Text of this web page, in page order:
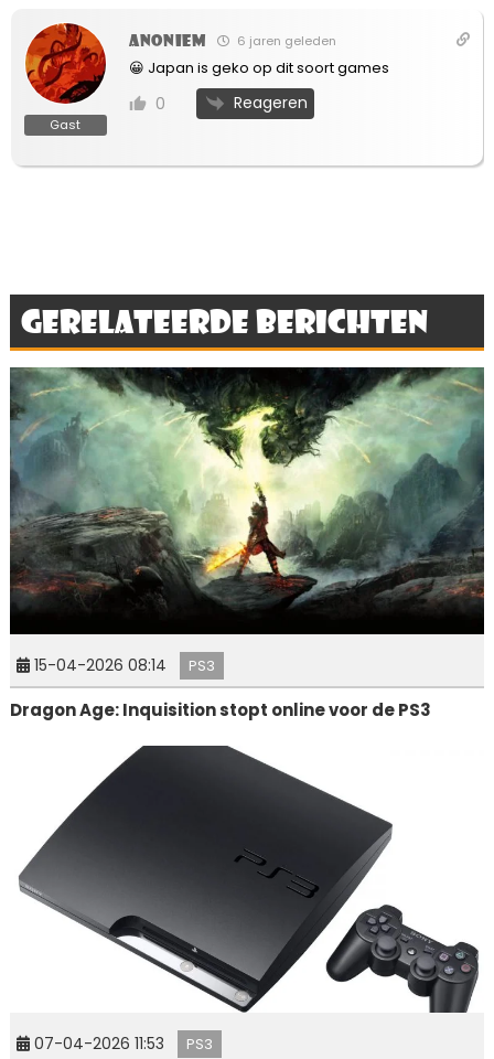
Gast
Anoniem 6 jaren geleden
😀 Japan is geko op dit soort games
0 Reageren
Gerelateerde berichten
15-04-2026 08:14 PS3
Dragon Age: Inquisition stopt online voor de PS3
07-04-2026 11:53 PS3